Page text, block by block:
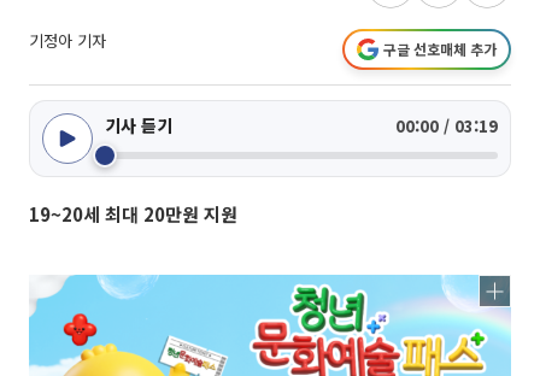
기정아 기자 구글 선호매체 추가
기사 듣기 00:00 / 03:19
19~20세 최대 20만원 지원